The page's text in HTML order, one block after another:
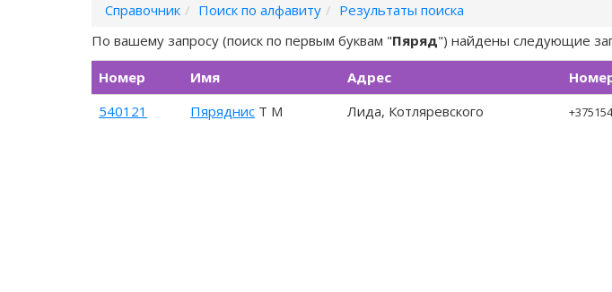
Справочник Поиск по алфавиту
Результаты поиска
По вашему запросу (поиск по первым буквам "Пяряд") найдены следующие
Номер Имя Адрес
540121
Пяряднис Т М Лида, Котляревского